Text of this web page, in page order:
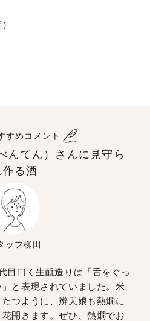
すめコメント
んてん）さんに見守ら
作る酒
ッフ柳田
目曰く生酛造りは「舌をぐっ
と表現されていました。米
つように、辨天娘も熱燗に
開きます。ぜひ、熱燗でお